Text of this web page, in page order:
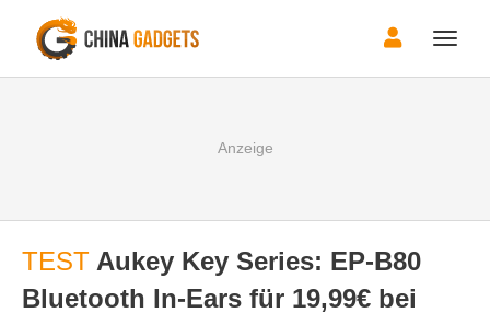
Toggle
TEST Aukey Key Series: EP-B80
Bluetooth In-Ears für 19,99€ bei